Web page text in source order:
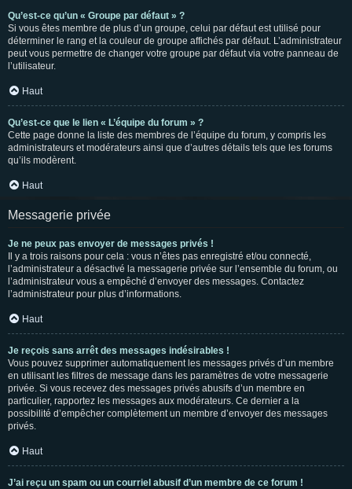
Qu’est-ce qu’un « Groupe par défaut » ?
Si vous êtes membre de plus d’un groupe, celui par défaut est utilisé pour
déterminer le rang et la couleur de groupe affichés par défaut. L’administrateur
peut vous permettre de changer votre groupe par défaut via votre panneau de
l’utilisateur.
Haut
Qu’est-ce que le lien « L’équipe du forum » ?
Cette page donne la liste des membres de l’équipe du forum, y compris les
administrateurs et modérateurs ainsi que d’autres détails tels que les forums
qu’ils modèrent.
Haut
Messagerie privée
Je ne peux pas envoyer de messages privés !
Il y a trois raisons pour cela : vous n’êtes pas enregistré et/ou connecté,
l’administrateur a désactivé la messagerie privée sur l’ensemble du forum, ou
l’administrateur vous a empêché d’envoyer des messages. Contactez
l’administrateur pour plus d’informations.
Haut
Je reçois sans arrêt des messages indésirables !
Vous pouvez supprimer automatiquement les messages privés d’un membre
en utilisant les filtres de message dans les paramètres de votre messagerie
privée. Si vous recevez des messages privés abusifs d’un membre en
particulier, rapportez les messages aux modérateurs. Ce dernier a la
possibilité d’empêcher complètement un membre d’envoyer des messages
privés.
Haut
J’ai reçu un spam ou un courriel abusif d’un membre de ce forum !